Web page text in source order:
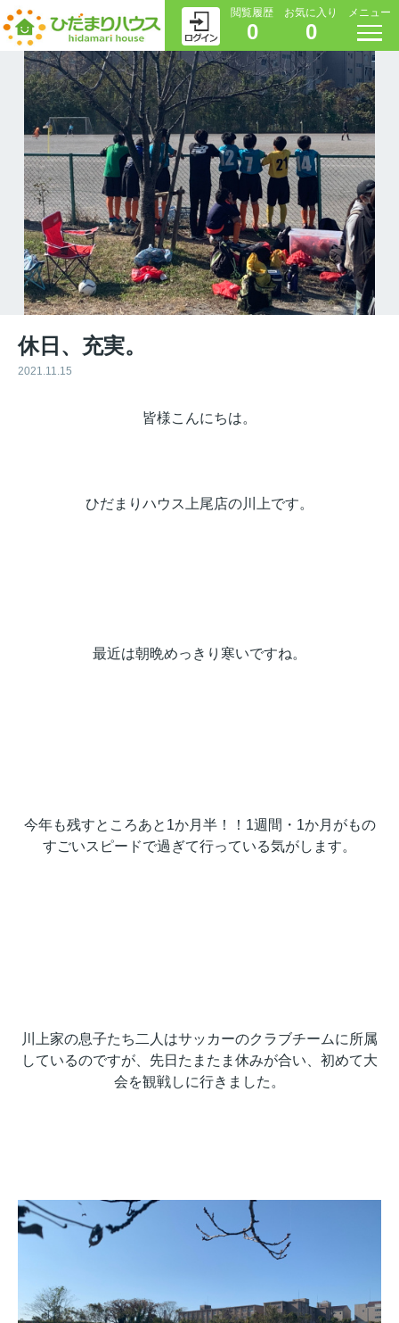
閲覧履歴
0
お気に入り
0
メニュー
休日、充実。
2021.11.15
皆様こんにちは。
ひだまりハウス上尾店の川上です。
最近は朝晩めっきり寒いですね。
今年も残すところあと1か月半！！1週間・1か月がもの
すごいスピードで過ぎて行っている気がします。
川上家の息子たち二人はサッカーのクラブチームに所属
しているのですが、先日たまたま休みが合い、初めて大
会を観戦しに行きました。